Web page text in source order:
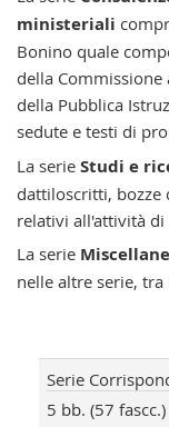
ministeriali
Bonino quale
della
della Pubblica
sedute e testi di
La serie Studi e
dattiloscritti, bozze
relativi all'attività di
La serie
nelle altre serie,
Serie
5 bb. (57 fascc.)